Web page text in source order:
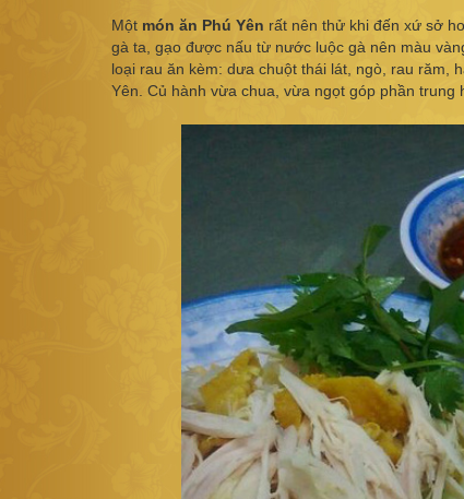
Một món ăn Phú Yên rất nên thử khi đến xứ sở
gà ta, gạo được nấu từ nước luộc gà nên màu
loại rau ăn kèm: dưa chuột thái lát, ngò, rau răm,
Yên. Củ hành vừa chua, vừa ngọt góp phần trung